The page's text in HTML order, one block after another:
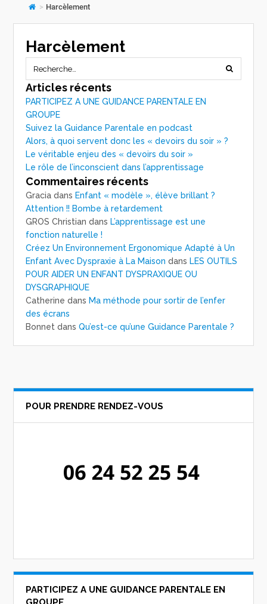
> Harcèlement
Harcèlement
Articles récents
PARTICIPEZ A UNE GUIDANCE PARENTALE EN
GROUPE
Suivez la Guidance Parentale en podcast
Alors, à quoi servent donc les « devoirs du soir » ?
Le véritable enjeu des « devoirs du soir »
Le rôle de l’inconscient dans l’apprentissage
Commentaires récents
Gracia dans Enfant « modèle », élève brillant ?
Attention !! Bombe à retardement
GROS Christian dans L’apprentissage est une
fonction naturelle !
Créez Un Environnement Ergonomique Adapté à Un
Enfant Avec Dyspraxie à La Maison dans LES OUTILS
POUR AIDER UN ENFANT DYSPRAXIQUE OU
DYSGRAPHIQUE
Catherine dans Ma méthode pour sortir de l’enfer
des écrans
Bonnet dansQu’est-ce qu’une Guidance Parentale ?
POUR PRENDRE RENDEZ-VOUS
PARTICIPEZ A UNE GUIDANCE PARENTALE EN